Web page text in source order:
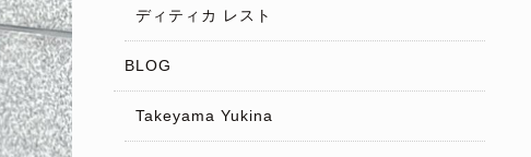
ディティカ レスト
BLOG
Takeyama Yukina